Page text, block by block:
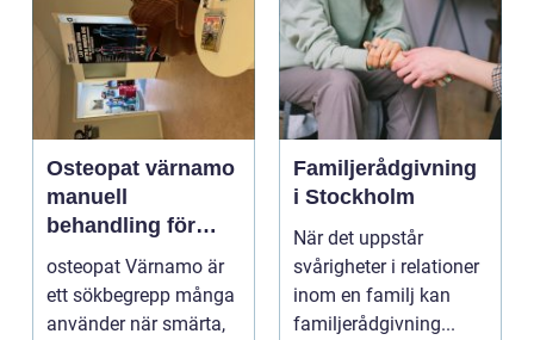
Osteopat värnamo
manuell
behandling för
minskad smärta
och Ökad rörlighet
osteopat Värnamo är
ett sökbegrepp många
använder när smärta,
Familjerådgivning
i Stockholm
När det uppstår
svårigheter i relationer
inom en familj kan
familjerådgivning...